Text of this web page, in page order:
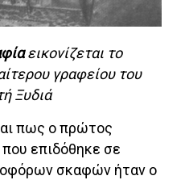
εικονίζεται το
γραφείου του
Ξυδιά
πως ο πρώτος
επιδόθηκε σε
σκαφών ήταν ο